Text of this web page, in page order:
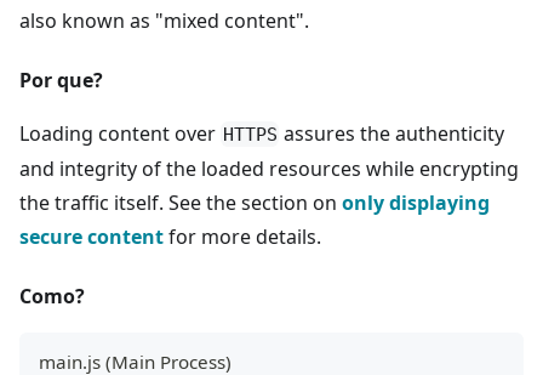
also known as "mixed content".
Por que?
Loading content over HTTPS assures the authenticity
and integrity of the loaded resources while encrypting
the traffic itself. See the section on only displaying
secure contentfor more details.
Como?
main.js (Main Process)